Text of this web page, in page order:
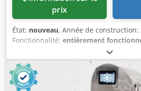
prix
État: nouveau, Année de construction:
Fonctionnalité: entièrement
, durée de la
tension d'entrée:400 V, capacité du
DGUV jusqu'à:
, NOUVEAU
levain NOUVEAU NOUVEAU Levain –